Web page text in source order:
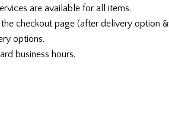
are available for all items.
checkout page (after delivery option
options.
business hours.